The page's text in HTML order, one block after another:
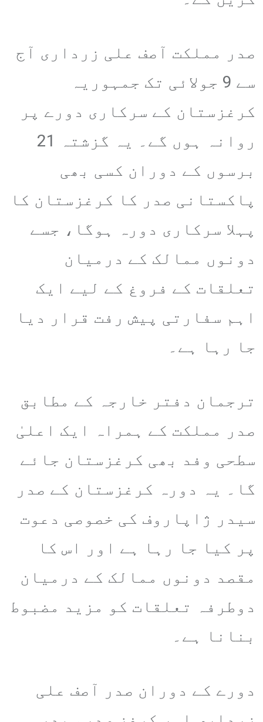
صدر مملکت آصف علی زرداری آج
سے 9 جولائی تک جمہوریہ
کرغزستان کے سرکاری دورے پر
روانہ ہوں گے۔ یہ گزشتہ 21
برسوں کے دوران کسی بھی
پاکستانی صدر کا کرغزستان کا
پہلا سرکاری دورہ ہوگا، جسے
دونوں ممالک کے درمیان
تعلقات کے فروغ کے لیے ایک
اہم سفارتی پیش رفت قرار دیا
جا رہا ہے۔
ترجمان دفتر خارجہ کے مطابق
صدر مملکت کے ہمراہ ایک اعلیٰ
سطحی وفد بھی کرغزستان جائے
گا۔ یہ دورہ کرغزستان کے صدر
سیدر ژاپاروف کی خصوصی دعوت
پر کیا جا رہا ہے اور اس کا
مقصد دونوں ممالک کے درمیان
دوطرفہ تعلقات کو مزید مضبوط
بنانا ہے۔
دورے کے دوران صدر آصف علی